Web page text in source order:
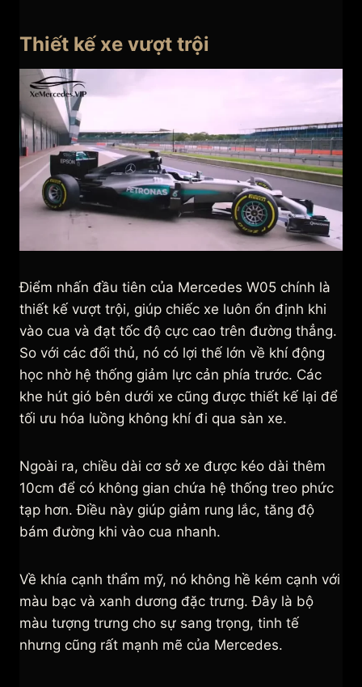
Thiết kế xe vượt trội
Điểm nhấn đầu tiên của Mercedes W05 chính là
thiết kế vượt trội, giúp chiếc xe luôn ổn định khi
vào cua và đạt tốc độ cực cao trên đường thẳng.
So với các đối thủ, nó có lợi thế lớn về khí động
học nhờ hệ thống giảm lực cản phía trước. Các
khe hút gió bên dưới xe cũng được thiết kế lại để
tối ưu hóa luồng không khí đi qua sàn xe.
Ngoài ra, chiều dài cơ sở xe được kéo dài thêm
10cm để có không gian chứa hệ thống treo phức
tạp hơn. Điều này giúp giảm rung lắc, tăng độ
bám đường khi vào cua nhanh.
Về khía cạnh thẩm mỹ, nó không hề kém cạnh với
màu bạc và xanh dương đặc trưng. Đây là bộ
màu tượng trưng cho sự sang trọng, tinh tế
nhưng cũng rất mạnh mẽ của Mercedes.